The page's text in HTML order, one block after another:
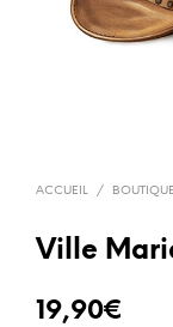
ACCUEIL / BOUTIQUE
Ville
19,90€